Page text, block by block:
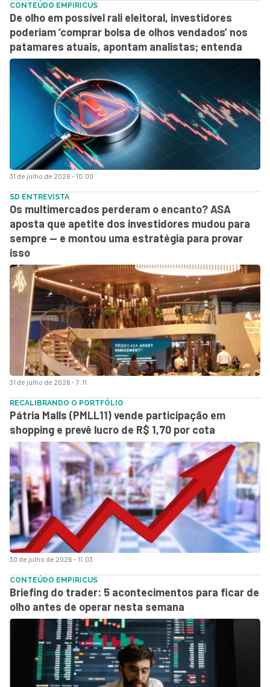
31 de julho de 2026 - 10:00
CONTEÚDO EMPIRICUS
De olho em possível rali eleitoral, investidores
poderiam ‘comprar bolsa de olhos vendados’ nos
patamares atuais, apontam analistas; entenda
31 de julho de 2026 - 7:11
SD ENTREVISTA
Os multimercados perderam o encanto? ASA
aposta que apetite dos investidores mudou para
sempre — e montou uma estratégia para provar
isso
30 de julho de 2026 - 11:03
RECALIBRANDO O PORTFÓLIO
Pátria Malls (PMLL11) vende participação em
shopping e prevê lucro de R$ 1,70 por cota
CONTEÚDO EMPIRICUS
Briefing do trader: 5 acontecimentos para ficar de
olho antes de operar nesta semana